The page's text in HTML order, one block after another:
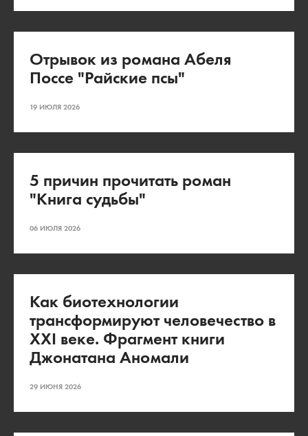
Отрывок из романа Абеля
Поссе "Райские псы"
19 ИЮЛЯ 2026
5 причин прочитать роман
"Книга судьбы"
06 ИЮЛЯ 2026
Как биотехнологии
трансформируют человечество в
XXI веке. Фрагмент книги
Джонатана Аномали
29 ИЮНЯ 2026